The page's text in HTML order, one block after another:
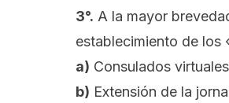
3°. A la mayor
establecimiento de los
a) Consulados virtuales
b) Extensión de la